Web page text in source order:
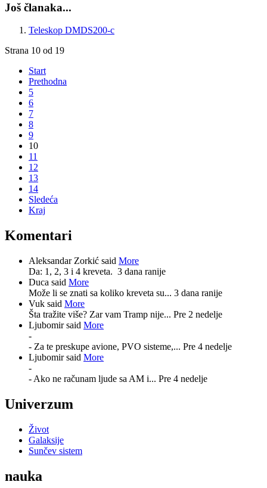
Još članaka...
Teleskop DMDS200-c
Strana 10 od 19
Start
Prethodna
5
6
7
8
9
10
11
12
13
14
Sledeća
Kraj
Komentari
Aleksandar Zorkić said More
Da: 1, 2, 3 i 4 kreveta. 3 dana ranije
Duca said More
Može li se znati sa koliko kreveta su... 3 dana ranije
Vuk said More
Šta tražite više? Zar vam Tramp nije... Pre 2 nedelje
Ljubomir said More
-
- Za te preskupe avione, PVO sisteme,... Pre 4 nedelje
Ljubomir said More
-
- Ako ne računam ljude sa AM i... Pre 4 nedelje
Univerzum
Život
Galaksije
Sunčev sistem
nauka